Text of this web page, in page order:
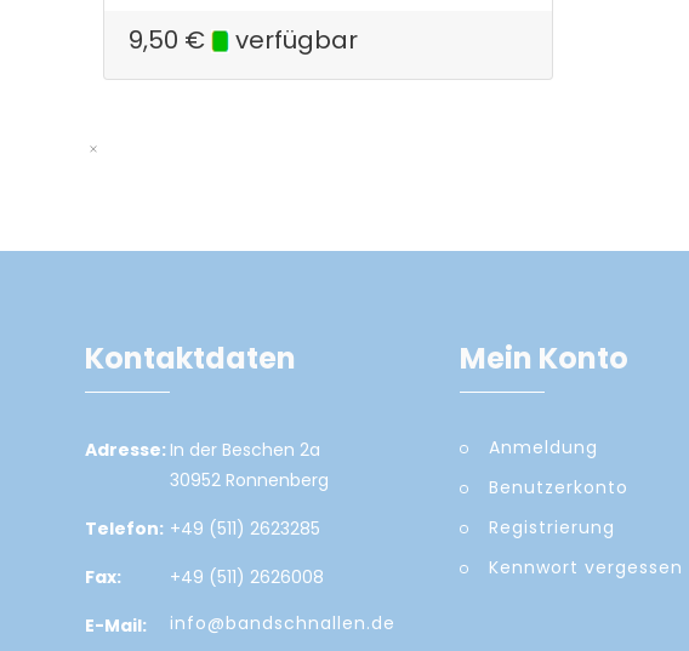
9,50 € verfügbar
Kontaktdaten
Adresse: In der Beschen 2a
30952 Ronnenberg
Telefon: +49 (511) 2623285
Fax:
+49 (511) 2626008
E-Mail:
info@bandschnallen.de
Mein Konto
Anmeldung
Benutzerkonto
Registrierung
Kennwort vergessen